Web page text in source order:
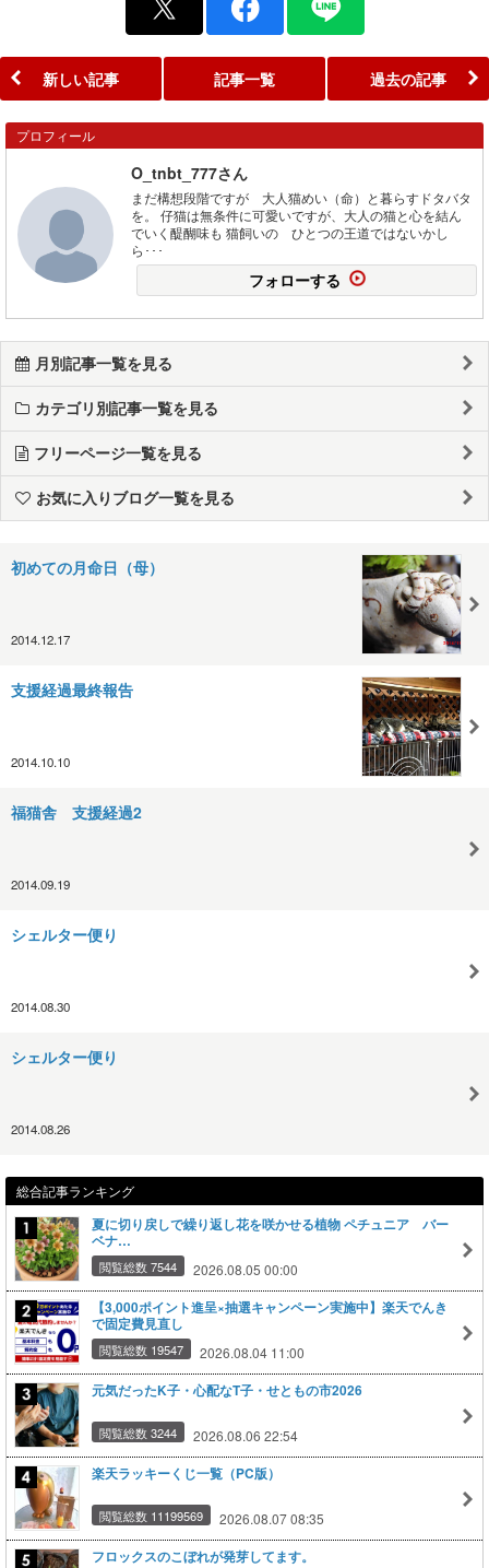
新しい記事 記事一覧 過去の記事
プロフィール
O_tnbt_777さん
まだ構想段階ですが 大人猫めい（命）と暮らすドタバタ
を。 仔猫は無条件に可愛いですが、大人の猫と心を結ん
でいく醍醐味も 猫飼いの ひとつの王道ではないかし
ら･･･
フォローする
月別記事一覧を見る
カテゴリ別記事一覧を見る
フリーページ一覧を見る
お気に入りブログ一覧を見る
初めての月命日（母）
2014.12.17
支援経過最終報告
2014.10.10
福猫舎 支援経過2
2014.09.19
シェルター便り
2014.08.30
シェルター便り
2014.08.26
総合記事ランキング
夏に切り戻しで繰り返し花を咲かせる植物 ペチュニア バー
ベナ…
閲覧総数 7544 2026.08.05 00:00
【3,000ポイント進呈×抽選キャンペーン実施中】楽天でんき
で固定費見直し
閲覧総数 19547 2026.08.04 11:00
元気だったK子・心配なT子・せともの市2026
閲覧総数 3244 2026.08.06 22:54
楽天ラッキーくじ一覧（PC版）
閲覧総数 11199569 2026.08.07 08:35
フロックスのこぼれが発芽してます。